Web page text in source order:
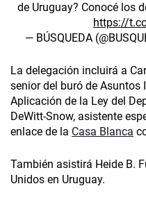
de Uruguay? Conocé los
https://
— BÚSQUEDA
La delegación incluirá a
senior del buró de
Aplicación de la Ley del
DeWitt-Snow, asistente
enlace de la Casa Blanca
También asistirá Heide B.
Unidos en Uruguay.